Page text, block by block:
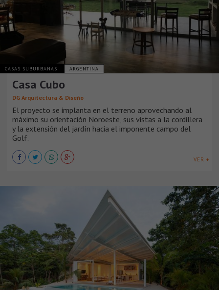
CASAS SUBURBANAS ARGENTINA
Casa Cubo
DG Arquitectura & Diseño
El proyecto se implanta en el terreno aprovechando al
máximo su orientación Noroeste, sus vistas a la cordillera
y la extensión del jardín hacia el imponente campo del
Golf.
VER +